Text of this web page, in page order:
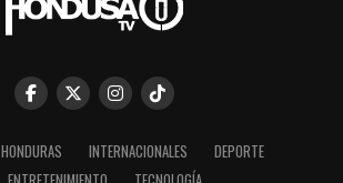
HONDURAS INTERNACIONALES
DEPORTE